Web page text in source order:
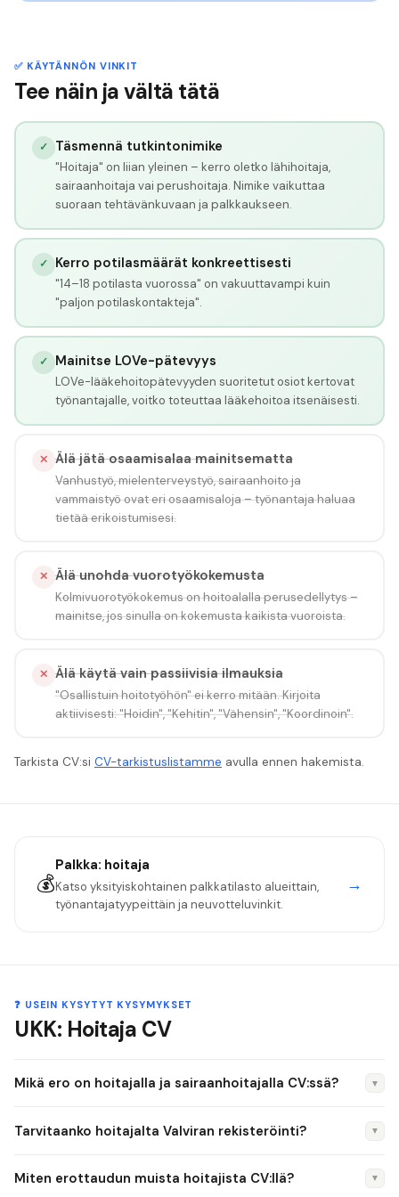
✅ KÄYTÄNNÖN VINKIT
Tee näin ja vältä tätä
✓ Täsmennä tutkintonimike
"Hoitaja" on liian yleinen – kerro oletko lähihoitaja,
sairaanhoitaja vai perushoitaja. Nimike vaikuttaa
suoraan tehtävänkuvaan ja palkkaukseen.
✓ Kerro potilasmäärät konkreettisesti
"14–18 potilasta vuorossa" on vakuuttavampi kuin
"paljon potilaskontakteja".
✓ Mainitse LOVe-pätevyys
LOVe-lääkehoitopätevyyden suoritetut osiot kertovat
työnantajalle, voitko toteuttaa lääkehoitoa itsenäisesti.
✕ Älä jätä osaamisalaa mainitsematta
Vanhustyö, mielenterveystyö, sairaanhoito ja
vammaistyö ovat eri osaamisaloja – työnantaja haluaa
tietää erikoistumisesi.
✕ Älä unohda vuorotyökokemusta
Kolmivuorotyökokemus on hoitoalalla perusedellytys –
mainitse, jos sinulla on kokemusta kaikista vuoroista.
✕ Älä käytä vain passiivisia ilmauksia
"Osallistuin hoitotyöhön" ei kerro mitään. Kirjoita
aktiivisesti: "Hoidin", "Kehitin", "Vähensin", "Koordinoin".
Tarkista CV:si CV-tarkistuslistamme avulla ennen hakemista.
💰
Palkka: hoitaja
Katso yksityiskohtainen palkkatilasto alueittain,
työnantajatyypeittäin ja neuvotteluvinkit.
→
❓ USEIN KYSYTYT KYSYMYKSET
UKK: Hoitaja CV
Mikä ero on hoitajalla ja sairaanhoitajalla CV:ssä? ▼
perushoitajaa tai hoiva-avustajaa. Sairaanhoitaja on AMK-
CV:ssä on tärkeää käyttää tarkkaa tutkintonimikettä, jotta
Tarvitaanko hoitajalta Valviran rekisteröinti? ▼
rekisteröidään Valviraan. Hoitoavustaja ei ole Valviran
Miten erottaudun muista hoitajista CV:llä? ▼